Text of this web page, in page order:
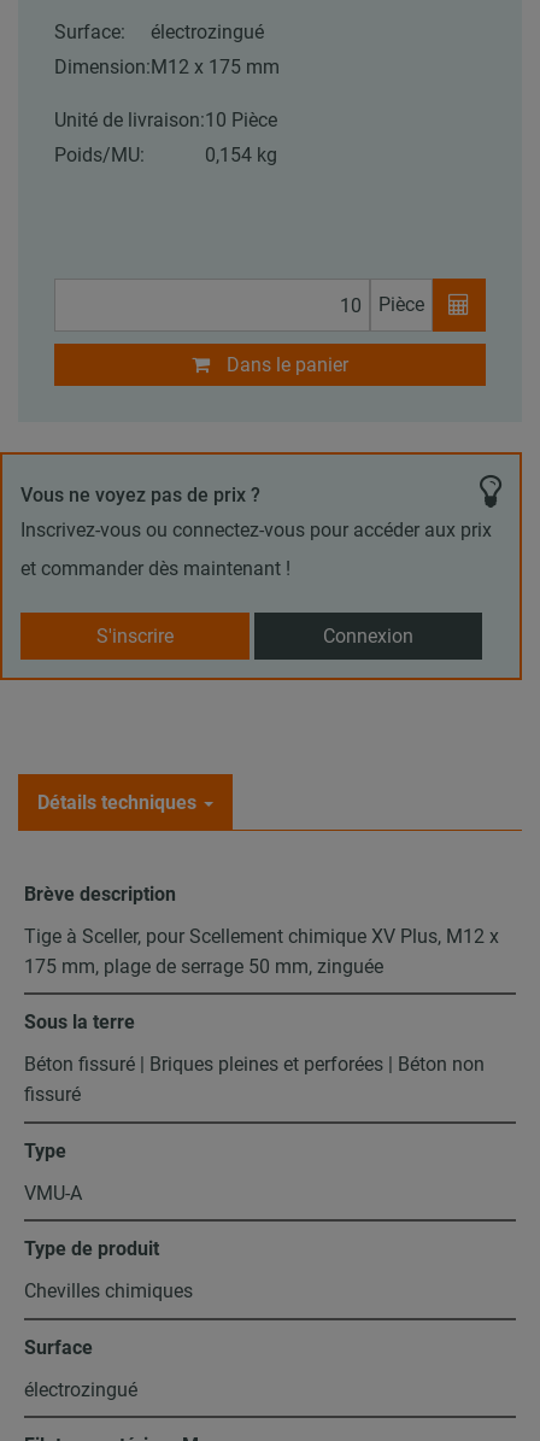
Surface:
électrozingué
Dimension:M12 x 175 mm
Unité de livraison:10 Pièce
Poids/MU:
0,154 kg
Pièce
Dans le panier
Vous ne voyez pas de prix ?
Inscrivez-vous ou connectez-vous pour accéder aux prix
et commander dès maintenant !
S'inscrire Connexion
Détails techniques
Brève description
Tige à Sceller, pour Scellement chimique XV Plus, M12 x
175 mm, plage de serrage 50 mm, zinguée
Sous la terre
Béton fissuré | Briques pleines et perforées | Béton non
fissuré
Type
VMU-A
Type de produit
Chevilles chimiques
Surface
électrozingué